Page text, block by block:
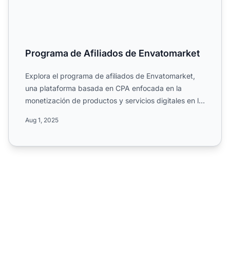
Programa de Afiliados de Envatomarket
Explora el programa de afiliados de Envatomarket,
una plataforma basada en CPA enfocada en la
monetización de productos y servicios digitales en la
Aug 1, 2025